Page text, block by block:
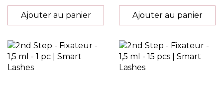
Ajouter au panier Ajouter au panier